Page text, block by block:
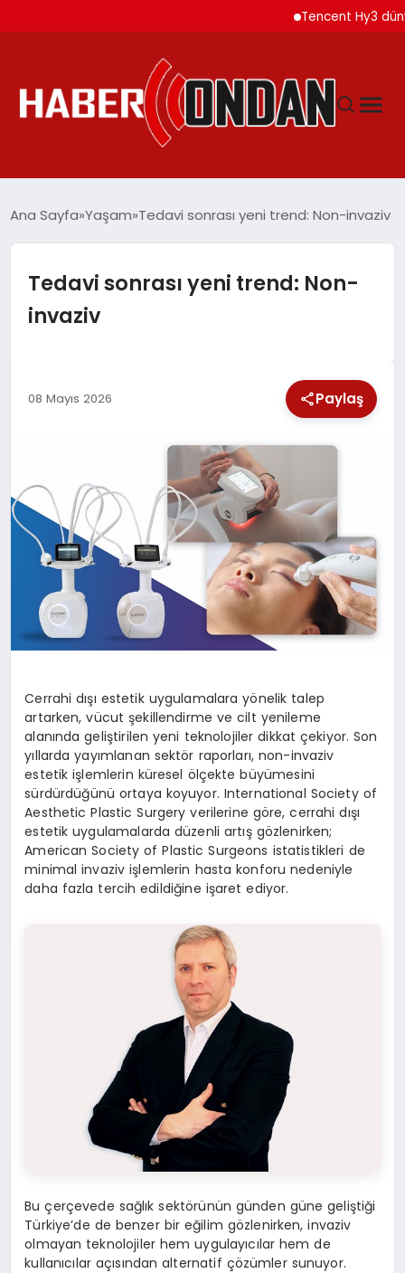
Tencent Hy3 dünya
DÜNYA
YAŞAM
Ana Sayfa Yaşam Tedavi sonrası yeni trend: Non-invaziv
Tedavi sonrası yeni trend: Non-
invaziv
08 Mayıs 2026 Paylaş
Cerrahi dışı estetik uygulamalara yönelik talep
artarken, vücut şekillendirme ve cilt yenileme
alanında geliştirilen yeni teknolojiler dikkat çekiyor. Son
yıllarda yayımlanan sektör raporları, non-invaziv
estetik işlemlerin küresel ölçekte büyümesini
sürdürdüğünü ortaya koyuyor. International Society of
Aesthetic Plastic Surgery verilerine göre, cerrahi dışı
estetik uygulamalarda düzenli artış gözlenirken;
American Society of Plastic Surgeons istatistikleri de
minimal invaziv işlemlerin hasta konforu nedeniyle
daha fazla tercih edildiğine işaret ediyor.
Bu çerçevede sağlık sektörünün günden güne geliştiği
Türkiye’de de benzer bir eğilim gözlenirken, invaziv
olmayan teknolojiler hem uygulayıcılar hem de
kullanıcılar açısından alternatif çözümler sunuyor.